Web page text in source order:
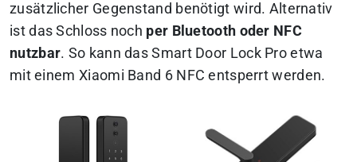
zusätzlicher Gegenstand benötigt wird. Alternativ
ist das Schloss noch per Bluetooth oder NFC
nutzbar. So kann das Smart Door Lock Pro etwa
mit einem Xiaomi Band 6 NFC entsperrt werden.